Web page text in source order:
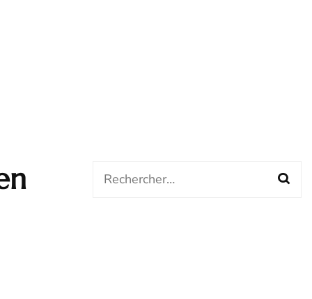
Rechercher :